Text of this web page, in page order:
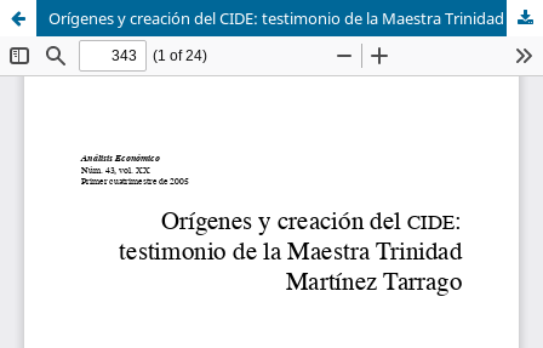
Orígenes y creación del CIDE: testimonio de la Maestra Trinidad Martínez Tarrago